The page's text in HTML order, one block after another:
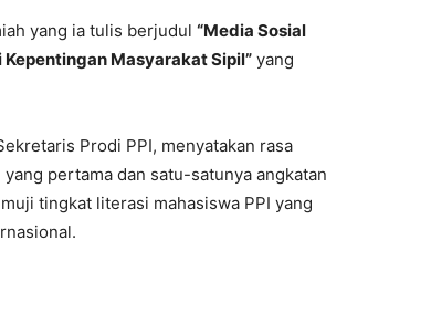
yang ia tulis berjudul “Media Sosial
Masyarakat Sipil” yang
Prodi PPI, menyatakan rasa
pertama dan satu-satunya angkatan
tingkat literasi mahasiswa PPI yang